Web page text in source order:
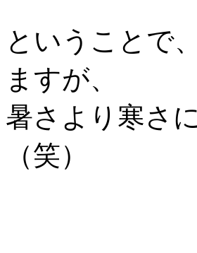
ということで
ますが、
暑さより寒さ
（笑）